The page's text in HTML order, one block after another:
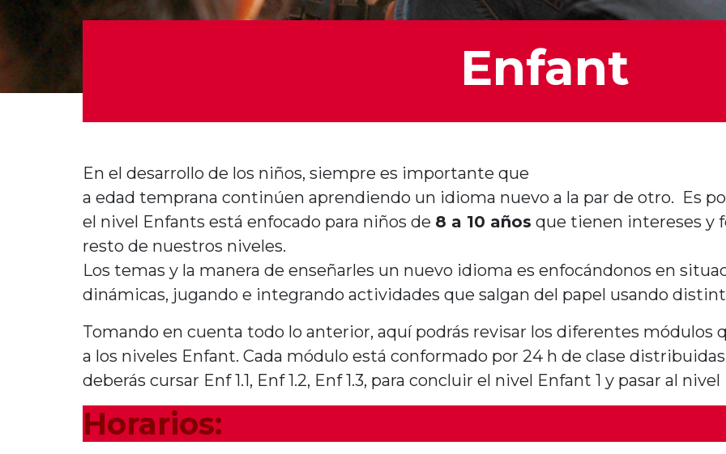
Enfant
En el desarrollo de los niños, siempre es importante que
a edad temprana continúen aprendiendo un idioma nuevo a la par de otro. Es
el nivel Enfants está enfocado para niños de 8 a 10 años que tienen intereses y
resto de nuestros niveles.
Los temas y la manera de enseñarles un nuevo idioma es enfocándonos en
dinámicas, jugando e integrando actividades que salgan del papel usando
Tomando en cuenta todo lo anterior, aquí podrás revisar los diferentes módulos
a los niveles Enfant. Cada módulo está conformado por 24 h de clase
deberás cursar Enf1.1, Enf1.2, Enf1.3, para concluir el nivel Enfant 1 y pasar al
Horarios: